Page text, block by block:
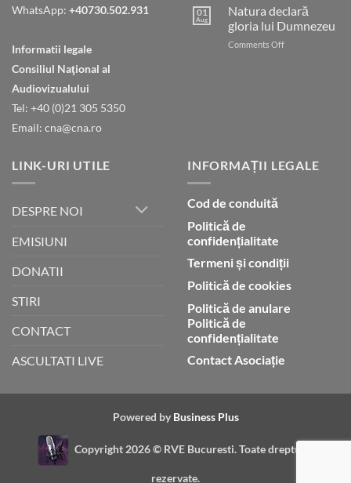
WhatsApp: +40730.502.931
Informatii legale
Consiliul Naţional al
Audiovizualului
Tel: +40 (0)21 305 5350
Email: cna@cna.ro
nostru
care
ești
în
01
Aug
Natura declară
gloria lui Dumnezeu
Comments Offon
LINK-URI UTILE
DESPRE NOI
EMISIUNI
DONATII
STIRI
CONTACT
ASCULTATI LIVE
INFORMAȚII LEGALE
Cod de conduită
Politică de
confidențialitate
Termeni și condiții
Politică de cookies
Politică de anulare
Politică de
confidențialitate
Contact Asociație
Powered by Business Plus
Copyright 2026 © RVE Bucuresti. Toate drepturile
rezervate.